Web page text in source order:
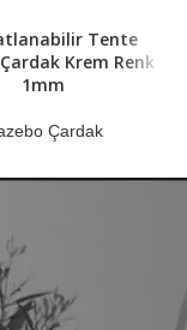
Tente
Krem Renk
1mm
Çardak